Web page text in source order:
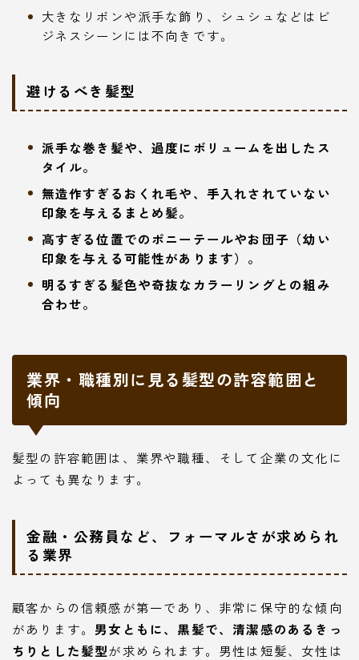
大きなリボンや派手な飾り、シュシュなどはビ
ジネスシーンには不向きです。
避けるべき髪型
派手な巻き髪や、過度にボリュームを出したス
タイル。
無造作すぎるおくれ毛や、手入れされていない
印象を与えるまとめ髪。
高すぎる位置でのポニーテールやお団子（幼い
印象を与える可能性があります）。
明るすぎる髪色や奇抜なカラーリングとの組み
合わせ。
業界・職種別に見る髪型の許容範囲と
傾向
髪型の許容範囲は、業界や職種、そして企業の文化に
よっても異なります。
金融・公務員など、フォーマルさが求められ
る業界
顧客からの信頼感が第一であり、非常に保守的な傾向
があります。 男女ともに、黒髪で、清潔感のあるきっ
ちりとした髪型が求められます。男性は短髪、女性は